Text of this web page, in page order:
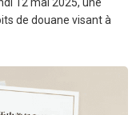
de douane visant à